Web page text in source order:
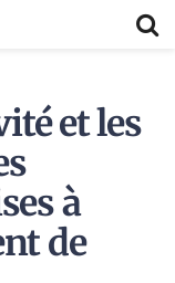
et les
à
de